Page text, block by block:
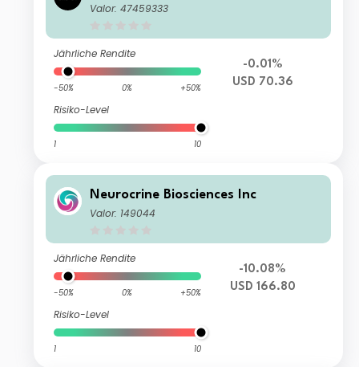
Valor: 47459333
Jährliche Rendite
-50% 0% +50%
Risiko-Level
1 10
-0.01%
USD 70.36
Neurocrine Biosciences Inc
Valor: 149044
Jährliche Rendite
-50% 0% +50%
Risiko-Level
1 10
-10.08%
USD 166.80